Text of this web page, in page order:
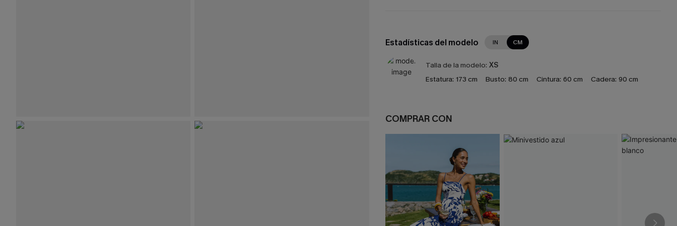
Estadísticas del modelo IN CM
Talla de la modelo: XS
Estatura: 173 cm Busto: 80 cm Cintura: 60 cm Cadera: 90 cm
COMPRAR CON